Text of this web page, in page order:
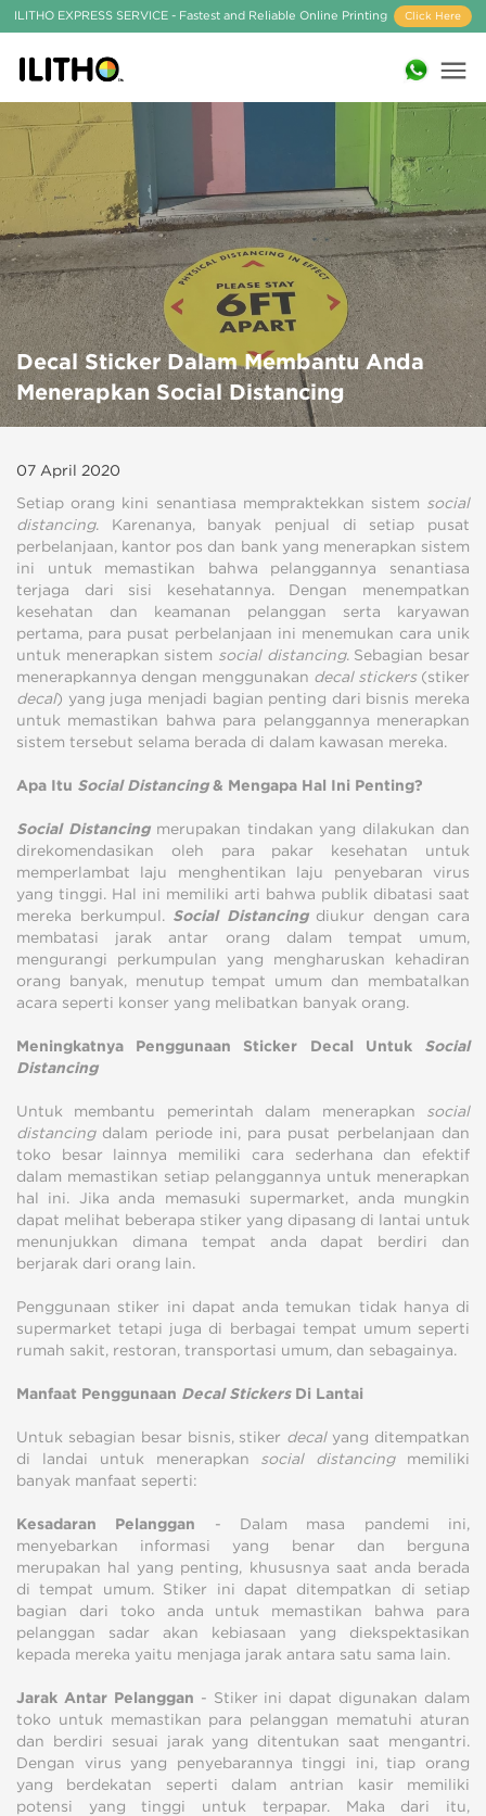
ILITHO EXPRESS SERVICE - Fastest and Reliable Online Printing Click Here
Decal Sticker Dalam Membantu Anda
Menerapkan Social Distancing
07 April 2020
Setiap orang kini senantiasa mempraktekkan sistem social
distancing. Karenanya, banyak penjual di setiap pusat
perbelanjaan, kantor pos dan bank yang menerapkan sistem
ini untuk memastikan bahwa pelanggannya senantiasa
terjaga dari sisi kesehatannya. Dengan menempatkan
kesehatan dan keamanan pelanggan serta karyawan
pertama, para pusat perbelanjaan ini menemukan cara unik
untuk menerapkan sistem social distancing. Sebagian besar
menerapkannya dengan menggunakan decal stickers(stiker
decal) yang juga menjadi bagian penting dari bisnis mereka
untuk memastikan bahwa para pelanggannya menerapkan
sistem tersebut selama berada di dalam kawasan mereka.
Apa Itu Social Distancing& Mengapa Hal Ini Penting?
Social Distancingmerupakan tindakan yang dilakukan dan
direkomendasikan oleh para pakar kesehatan untuk
memperlambat laju menghentikan laju penyebaran virus
yang tinggi. Hal ini memiliki arti bahwa publik dibatasi saat
mereka berkumpul. Social Distancingdiukur dengan cara
membatasi jarak antar orang dalam tempat umum,
mengurangi perkumpulan yang mengharuskan kehadiran
orang banyak, menutup tempat umum dan membatalkan
acara seperti konser yang melibatkan banyak orang.
Meningkatnya Penggunaan Sticker Decal Untuk Social
Distancing
Untuk membantu pemerintah dalam menerapkan social
distancingdalam periode ini, para pusat perbelanjaan dan
toko besar lainnya memiliki cara sederhana dan efektif
dalam memastikan setiap pelanggannya untuk menerapkan
hal ini. Jika anda memasuki supermarket, anda mungkin
dapat melihat beberapa stiker yang dipasang di lantai untuk
menunjukkan dimana tempat anda dapat berdiri dan
berjarak dari orang lain.
Penggunaan stiker ini dapat anda temukan tidak hanya di
supermarket tetapi juga di berbagai tempat umum seperti
rumah sakit, restoran, transportasi umum, dan sebagainya.
Manfaat Penggunaan Decal StickersDi Lantai
Untuk sebagian besar bisnis, stiker decalyang ditempatkan
di landai untuk menerapkan social distancingmemiliki
banyak manfaat seperti:
Kesadaran Pelanggan - Dalam masa pandemi ini,
menyebarkan informasi yang benar dan berguna
merupakan hal yang penting, khususnya saat anda berada
di tempat umum. Stiker ini dapat ditempatkan di setiap
bagian dari toko anda untuk memastikan bahwa para
pelanggan sadar akan kebiasaan yang diekspektasikan
kepada mereka yaitu menjaga jarak antara satu sama lain.
Jarak Antar Pelanggan - Stiker ini dapat digunakan dalam
toko untuk memastikan para pelanggan mematuhi aturan
dan berdiri sesuai jarak yang ditentukan saat mengantri.
Dengan virus yang penyebarannya tinggi ini, tiap orang
yang berdekatan seperti dalam antrian kasir memiliki
potensi yang tinggi untuk terpapar. Maka dari itu,